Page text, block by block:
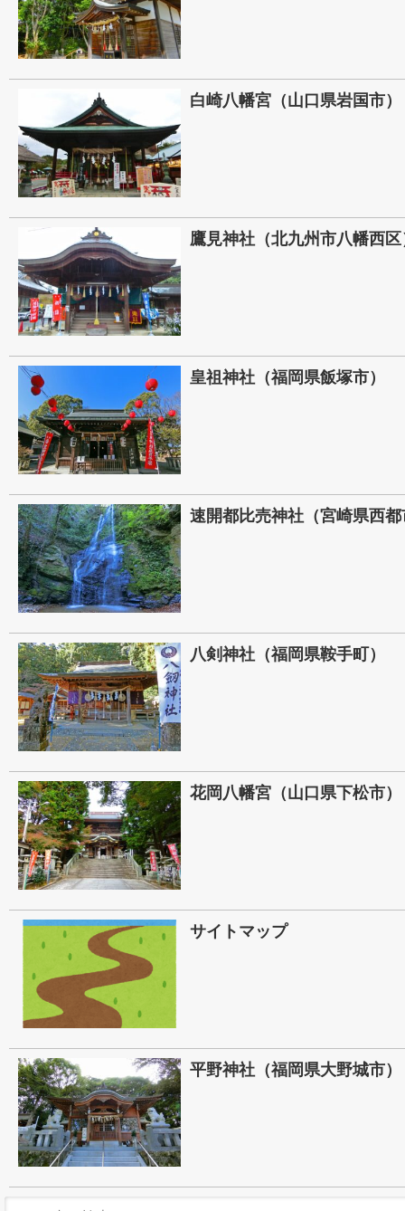
白崎八幡宮（山口県岩国市）
鷹見神社（北九州市八幡西区
皇祖神社（福岡県飯塚市）
速開都比売神社（宮崎県西
八剣神社（福岡県鞍手町）
花岡八幡宮（山口県下松市）
サイトマップ
平野神社（福岡県大野城市）